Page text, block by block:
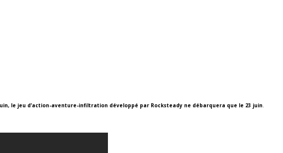
le jeu d’action-aventure-infiltration développé par Rocksteady ne débarquera que le 23 juin.